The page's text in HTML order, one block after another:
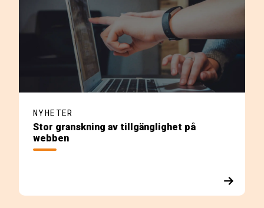
NYHETER
Stor granskning av tillgänglighet på
webben